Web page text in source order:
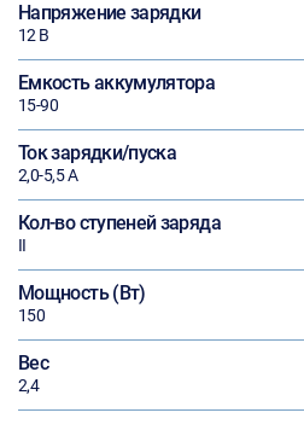
Напряжение зарядки
12 В
Емкость аккумулятора
15-90
Ток зарядки/пуска
2,0-5,5 А
Кол-во ступеней заряда
II
Мощность (Вт)
150
Вес
2,4